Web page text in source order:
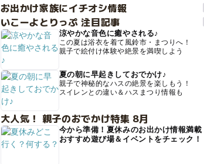
お出かけ家族にイチオシ情報
いこーよとりっぷ 注目記事
涼やかな音色に癒やされる♪
この夏は浴衣を着て風鈴市・まつりへ！
親子で絵付け体験や絶景を満喫しよう
夏の朝に早起きしておでかけ♪
親子で神秘的なハスの絶景を楽しもう！
スイレンとの違い＆ハスまつり情報も
大人気！ 親子のおでかけ特集 8月
今から準備！夏休みのお出かけ情報満載
おすすめ遊び場＆イベントをチェック！